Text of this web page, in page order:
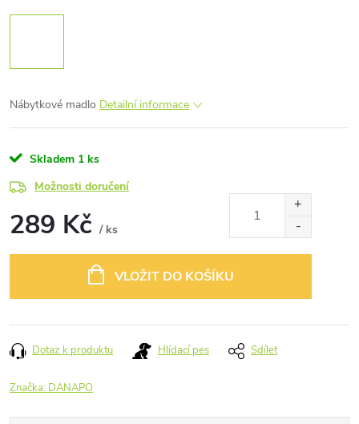
Nábytkové madlo Detailní informace
Skladem 1 ks
Možnosti doručení
289 Kč / ks
VLOŽIT DO KOŠÍKU
Dotaz k produktu Hlídací pes Sdílet
Značka: DANAPO